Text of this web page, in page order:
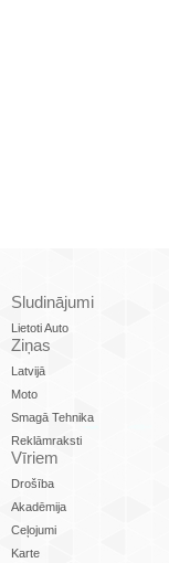
Sludinājumi
Lietoti Auto
Ziņas
Latvijā
Moto
Smagā Tehnika
Reklāmraksti
Vīriem
Drošība
Akadēmija
Ceļojumi
Karte